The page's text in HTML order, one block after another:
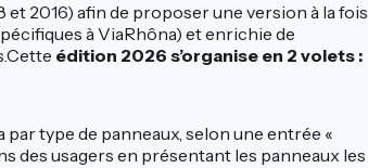
2016) afin de proposer une version à la fois
à ViaRhôna) et enrichie de
édition 2026 s’organise en 2 volets :
type de panneaux, selon une entrée «
des usagers en présentant les panneaux les